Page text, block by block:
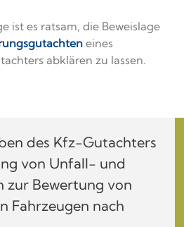
ist es ratsam, die Beweislage
eines
abklären zu lassen.
des Kfz-Gutachters
von Unfall- und
zur Bewertung von
Fahrzeugen nach